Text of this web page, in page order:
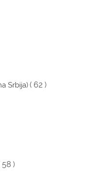
Srbija)( 62 )
58 )